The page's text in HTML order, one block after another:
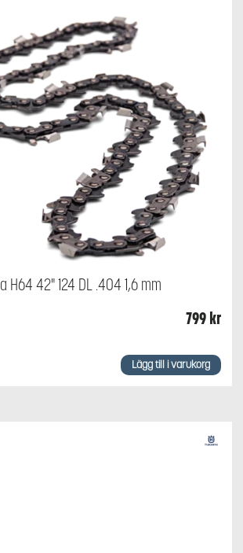
H64 42" 124 DL .404 1,6 mm
799kr
Lägg till i varukorg